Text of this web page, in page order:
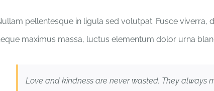
pellentesque in ligula sed volutpat. Fusce viverra,
maximus massa, luctus elementum dolor urna
Love and kindness are never wasted. They always